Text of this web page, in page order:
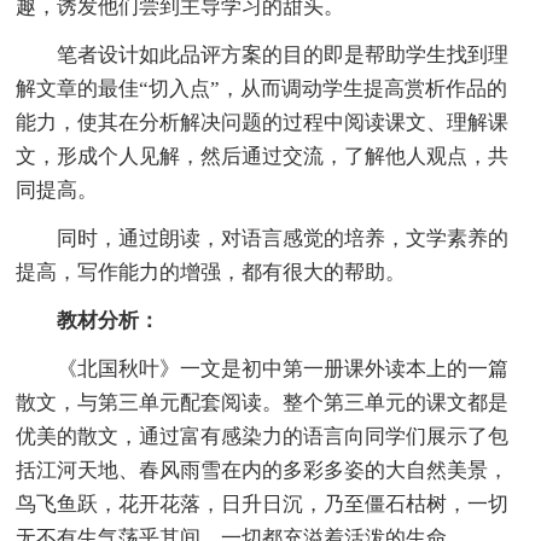
趣，诱发他们尝到主导学习的甜头。
笔者设计如此品评方案的目的即是帮助学生找到理
解文章的最佳“切入点”，从而调动学生提高赏析作品的
能力，使其在分析解决问题的过程中阅读课文、理解课
文，形成个人见解，然后通过交流，了解他人观点，共
同提高。
同时，通过朗读，对语言感觉的培养，文学素养的
提高，写作能力的增强，都有很大的帮助。
教材分析：
《北国秋叶》一文是初中第一册课外读本上的一篇
散文，与第三单元配套阅读。整个第三单元的课文都是
优美的散文，通过富有感染力的语言向同学们展示了包
括江河天地、春风雨雪在内的多彩多姿的大自然美景，
鸟飞鱼跃，花开花落，日升日沉，乃至僵石枯树，一切